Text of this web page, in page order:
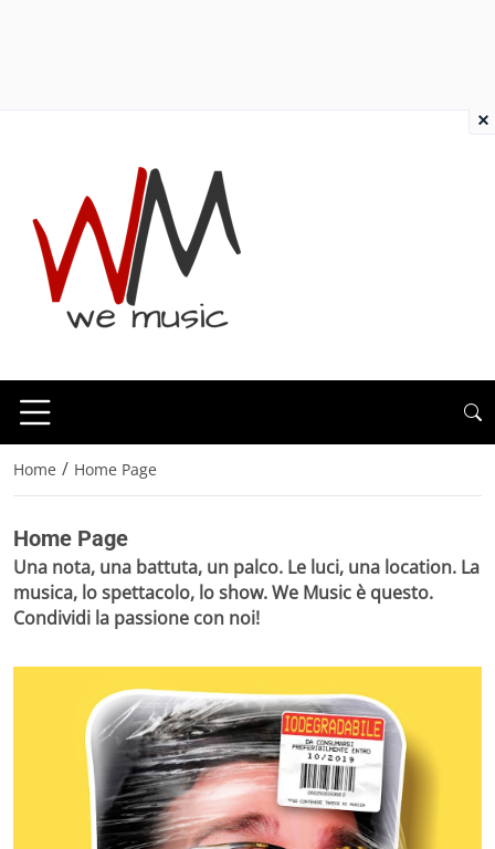
Home / Home Page
Home Page
Una nota, una battuta, un palco. Le luci, una location. La
musica, lo spettacolo, lo show. We Music è questo.
Condividi la passione con noi!
×